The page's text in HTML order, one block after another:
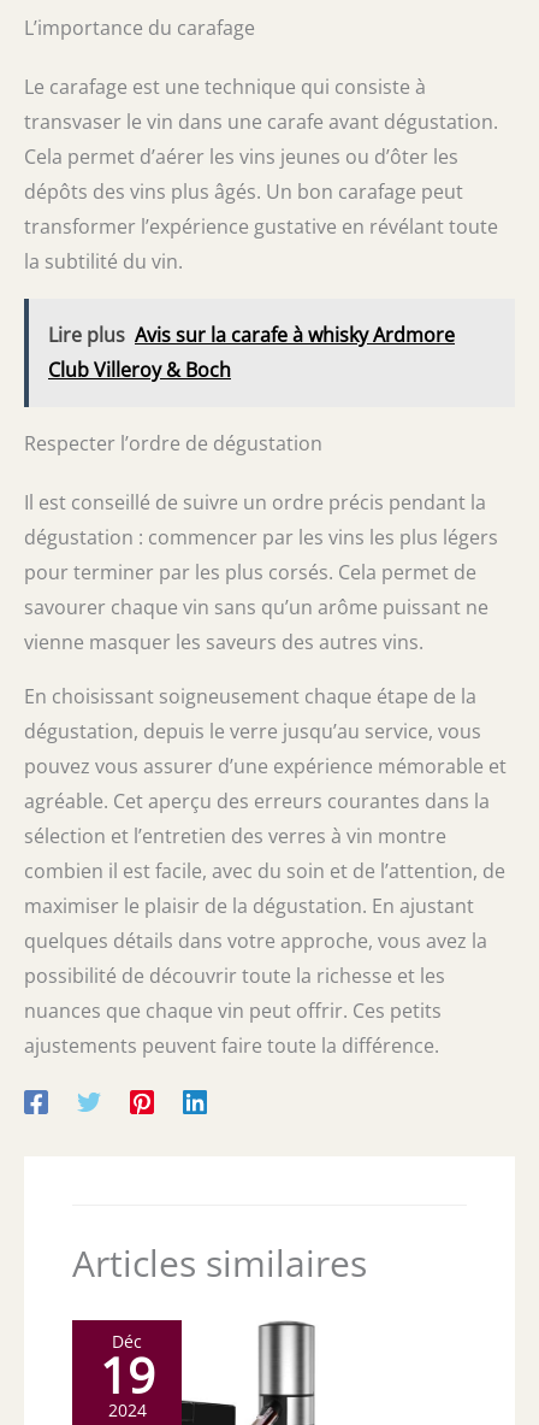
L’importance du carafage
Le carafage est une technique qui consiste à
transvaser le vin dans une carafe avant dégustation.
Cela permet d’aérer les vins jeunes ou d’ôter les
dépôts des vins plus âgés. Un bon carafage peut
transformer l’expérience gustative en révélant toute
la subtilité du vin.
Lire plus Avis sur la carafe à whisky Ardmore
Club Villeroy & Boch
Respecter l’ordre de dégustation
Il est conseillé de suivre un ordre précis pendant la
dégustation : commencer par les vins les plus légers
pour terminer par les plus corsés. Cela permet de
savourer chaque vin sans qu’un arôme puissant ne
vienne masquer les saveurs des autres vins.
En choisissant soigneusement chaque étape de la
dégustation, depuis le verre jusqu’au service, vous
pouvez vous assurer d’une expérience mémorable et
agréable. Cet aperçu des erreurs courantes dans la
sélection et l’entretien des verres à vin montre
combien il est facile, avec du soin et de l’attention, de
maximiser le plaisir de la dégustation. En ajustant
quelques détails dans votre approche, vous avez la
possibilité de découvrir toute la richesse et les
nuances que chaque vin peut offrir. Ces petits
ajustements peuvent faire toute la différence.
Articles similaires
Déc
19
2024